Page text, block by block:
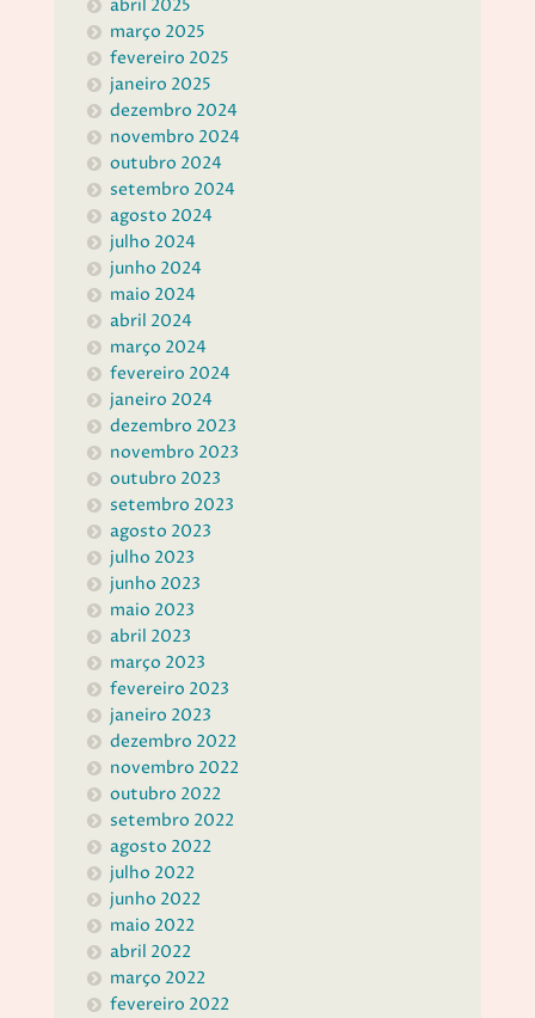
abril 2025
março 2025
fevereiro 2025
janeiro 2025
dezembro 2024
novembro 2024
outubro 2024
setembro 2024
agosto 2024
julho 2024
junho 2024
maio 2024
abril 2024
março 2024
fevereiro 2024
janeiro 2024
dezembro 2023
novembro 2023
outubro 2023
setembro 2023
agosto 2023
julho 2023
junho 2023
maio 2023
abril 2023
março 2023
fevereiro 2023
janeiro 2023
dezembro 2022
novembro 2022
outubro 2022
setembro 2022
agosto 2022
julho 2022
junho 2022
maio 2022
abril 2022
março 2022
fevereiro 2022